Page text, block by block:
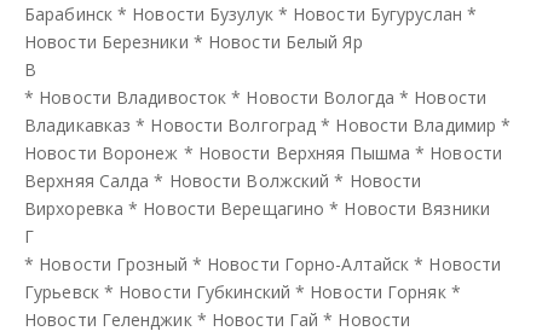
Барабинск* Новости Бузулук* Новости Бугуруслан *
Новости Березники * Новости Белый Яр
В
* Новости Владивосток * Новости Вологда * Новости
Владикавказ * Новости Волгоград * Новости Владимир *
Новости Воронеж * Новости Верхняя Пышма * Новости
Верхняя Салда * Новости Волжский * Новости
Вирхоревка * Новости Верещагино * Новости Вязники
Г
* Новости Грозный * Новости Горно-Алтайск * Новости
Гурьевск* Новости Губкинский * Новости Горняк*
Новости Геленджик* Новости Гай * Новости